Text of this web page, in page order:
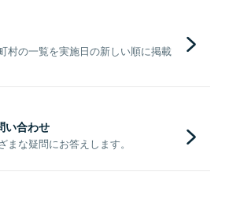
村の一覧を実施日の新しい順に掲載
い合わせ
な疑問にお答えします。